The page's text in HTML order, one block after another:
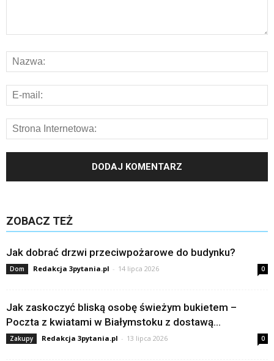
ZOBACZ TEŻ
Jak dobrać drzwi przeciwpożarowe do budynku?
Dom Redakcja 3pytania.pl - 14 lipca 2026 0
Jak zaskoczyć bliską osobę świeżym bukietem –
Poczta z kwiatami w Białymstoku z dostawą...
Zakupy Redakcja 3pytania.pl - 13 lipca 2026 0